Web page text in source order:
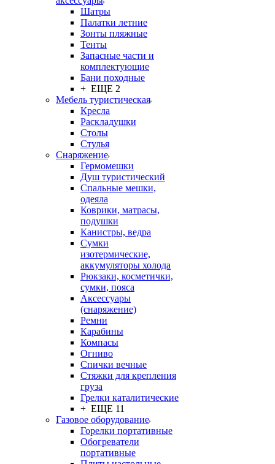
Шатры
Палатки летние
Зонты пляжные
Тенты
Запасные части и
комплектующие
Бани походные
+ ЕЩЕ 2
Мебель туристическая
Кресла
Раскладушки
Столы
Стулья
Снаряжение
Гермомешки
Душ туристический
Спальные мешки,
одеяла
Коврики, матрасы,
подушки
Канистры, ведра
Сумки
изотермические,
аккумуляторы холода
Рюкзаки, косметички,
сумки, пояса
Аксессуары
(снаряжение)
Ремни
Карабины
Компасы
Огниво
Спички вечные
Стяжки для крепления
груза
Грелки каталитические
+ ЕЩЕ 11
Газовое оборудование
Горелки портативные
Обогреватели
портативные